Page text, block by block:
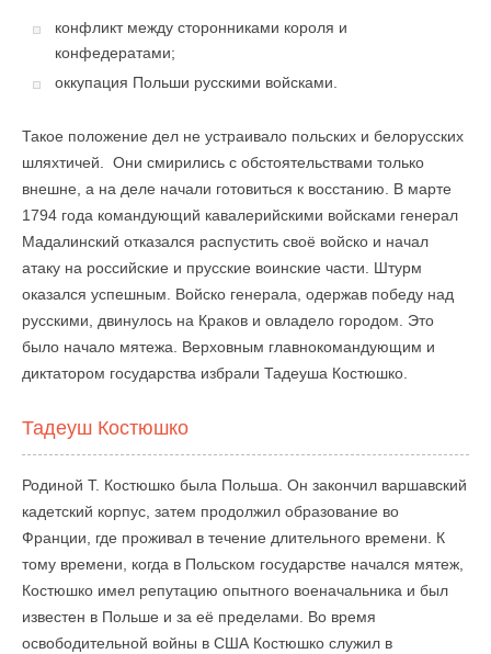
конфликт между сторонниками короля и
конфедератами;
оккупация Польши русскими войсками.
Такое положение дел не устраивало польских и белорусских
шляхтичей. Они смирились с обстоятельствами только
внешне, а на деле начали готовиться к восстанию. В марте
1794 года командующий кавалерийскими войсками генерал
Мадалинский отказался распустить своё войско и начал
атаку на российские и прусские воинские части. Штурм
оказался успешным. Войско генерала, одержав победу над
русскими, двинулось на Краков и овладело городом. Это
было начало мятежа. Верховным главнокомандующим и
диктатором государства избрали Тадеуша Костюшко.
Тадеуш Костюшко
Родиной Т. Костюшко была Польша. Он закончил варшавский
кадетский корпус, затем продолжил образование во
Франции, где проживал в течение длительного времени. К
тому времени, когда в Польском государстве начался мятеж,
Костюшко имел репутацию опытного военачальника и был
известен в Польше и за её пределами. Во время
освободительной войны в США Костюшко служил в